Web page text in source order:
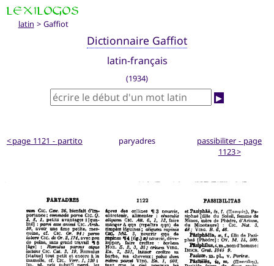
latin > Gaffiot
Dictionnaire Gaffiot
latin-français
(1934)
▶
< page 1121 - partito paryadres
passibiliter - page
1123 >